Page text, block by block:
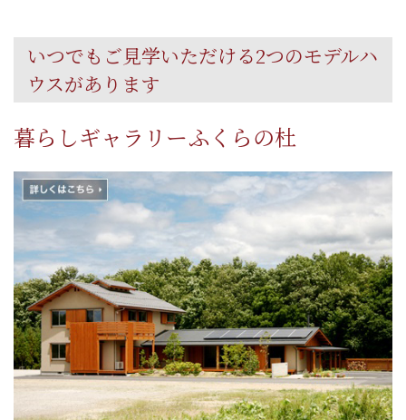
いつでもご見学いただける2つのモデルハ
ウスがあります
暮らしギャラリーふくらの杜